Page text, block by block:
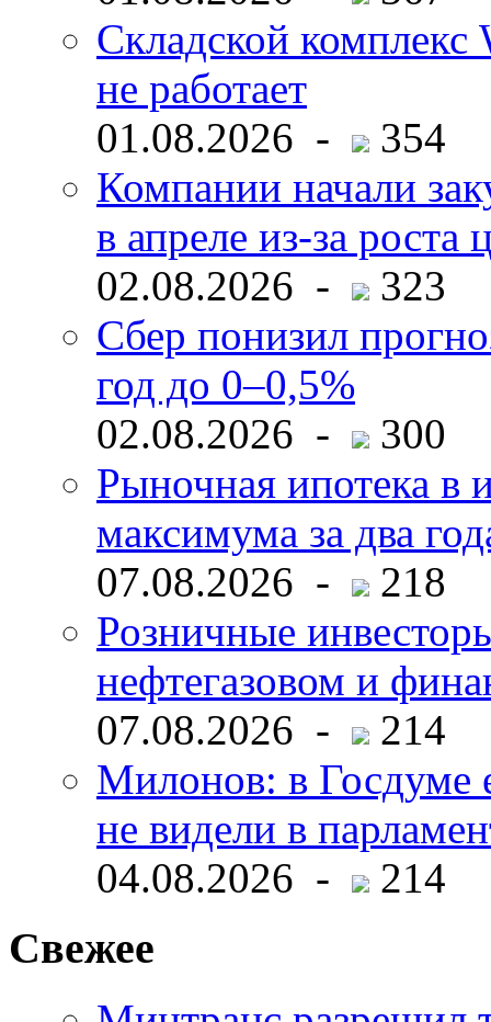
Складской комплекс
не работает
01.08.2026 -
354
Компании начали
в апреле из-за роста
02.08.2026 -
323
Сбер понизил
год до 0–0,5%
02.08.2026 -
300
Рыночная ипотека в
максимума за два
07.08.2026 -
218
Розничные
нефтегазовом и
07.08.2026 -
214
Милонов: в Госдуме
не видели в
04.08.2026 -
214
Свежее